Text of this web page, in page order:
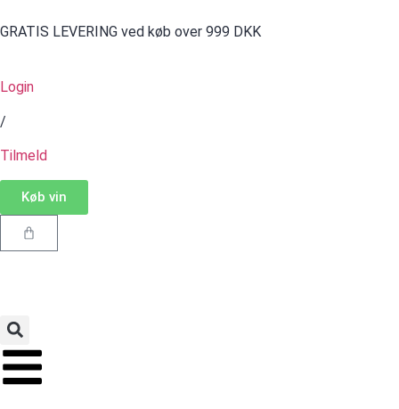
GRATIS LEVERING ved køb over 999 DKK
Login
/
Tilmeld
Køb vin